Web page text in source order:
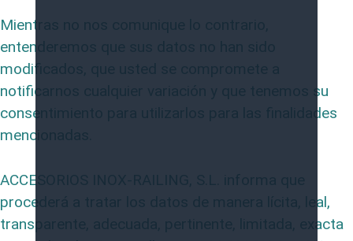
Mientras no nos comunique lo contrario,
entenderemos que sus datos no han sido
modificados, que usted se compromete a
notificarnos cualquier variación y que tenemos su
consentimiento para utilizarlos para las finalidades
mencionadas.
ACCESORIOS INOX-RAILING, S.L. informa que
procederá a tratar los datos de manera lícita, leal,
transparente, adecuada, pertinente, limitada, exacta